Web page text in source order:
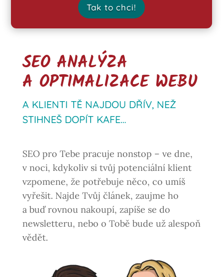
Tak to chci!
SEO ANALÝZA
A OPTIMALIZACE WEBU
A KLIENTI TĚ NAJDOU DŘÍV, NEŽ
STIHNEŠ DOPÍT KAFE…
SEO pro Tebe pracuje nonstop – ve dne,
v noci, kdykoliv si tvůj potenciální klient
vzpomene, že potřebuje něco, co umíš
vyřešit. Najde Tvůj článek, zaujme ho
a buď rovnou nakoupí, zapíše se do
newsletteru, nebo o Tobě bude už alespoň
vědět.